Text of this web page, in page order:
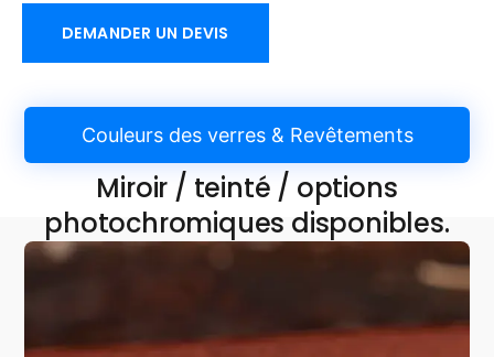
DEMANDER UN DEVIS
Couleurs des verres & Revêtements
Miroir / teinté / options
photochromiques disponibles.